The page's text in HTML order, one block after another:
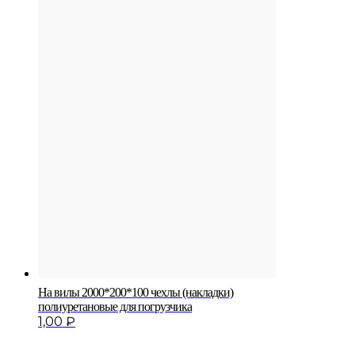
На вилы 2000*200*100 чехлы (накладки)
полиуретановые для погрузчика
1,00 ₽